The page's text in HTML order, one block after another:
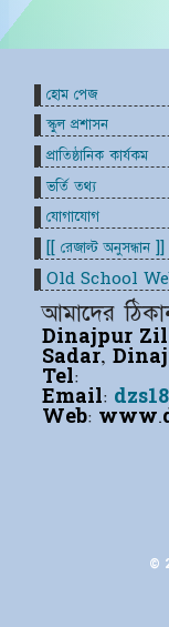
©
আমাদের
Dinajpur
Sadar,
Tel:
Email:
Web:
হোম পেজ
স্কুল প্রশাসন
প্রাতিষ্ঠানিক কার্যকম
ভর্তি তথ্য
যোগাযোগ
[[ রেজাল্ট অনুসন্ধান ]]
Old School